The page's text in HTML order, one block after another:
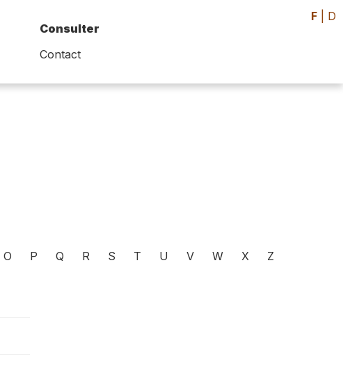
Consulter
Contact
F D
O P Q R S T U V W X Z